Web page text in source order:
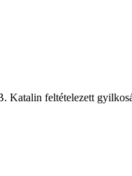
Katalin feltételezett